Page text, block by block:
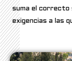
suma el correcto
exigencias a las